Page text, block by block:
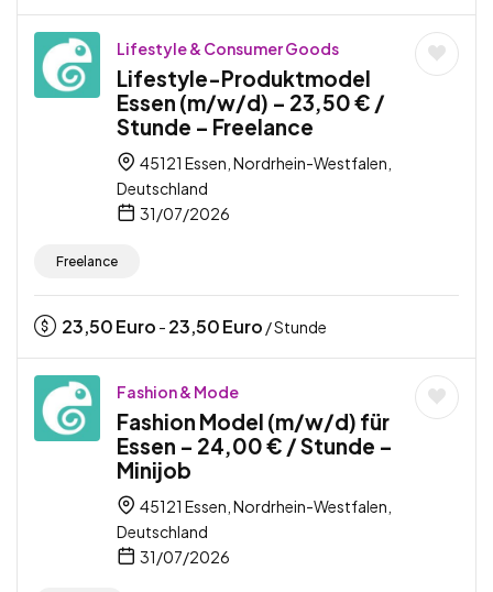
Lifestyle & Consumer Goods
Lifestyle-Produktmodel
Essen (m/w/d) – 23,50 € /
Stunde – Freelance
45121 Essen, Nordrhein-Westfalen,
Deutschland
31/07/2026
Freelance
23,50Euro - 23,50Euro / Stunde
Fashion & Mode
Fashion Model (m/w/d) für
Essen – 24,00 € / Stunde –
Minijob
45121 Essen, Nordrhein-Westfalen,
Deutschland
31/07/2026